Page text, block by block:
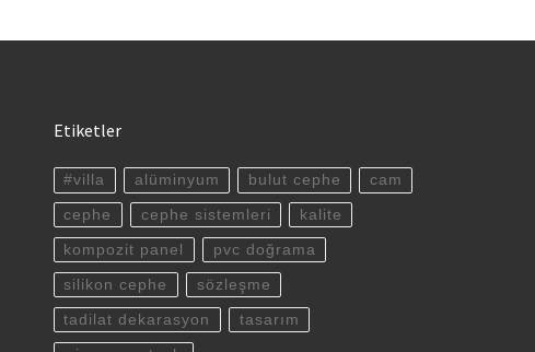
Etiketler
#villa alüminyum bulut cephe cam
cephe cephe sistemleri kalite
kompozit panel pvc doğrama
silikon cephe sözleşme
tadilat dekarasyon tasarım